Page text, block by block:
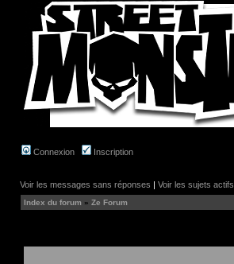
Connexion Inscription
Voir les messages sans réponses | Voir les sujets actifs
Index du forum » Ze Forum